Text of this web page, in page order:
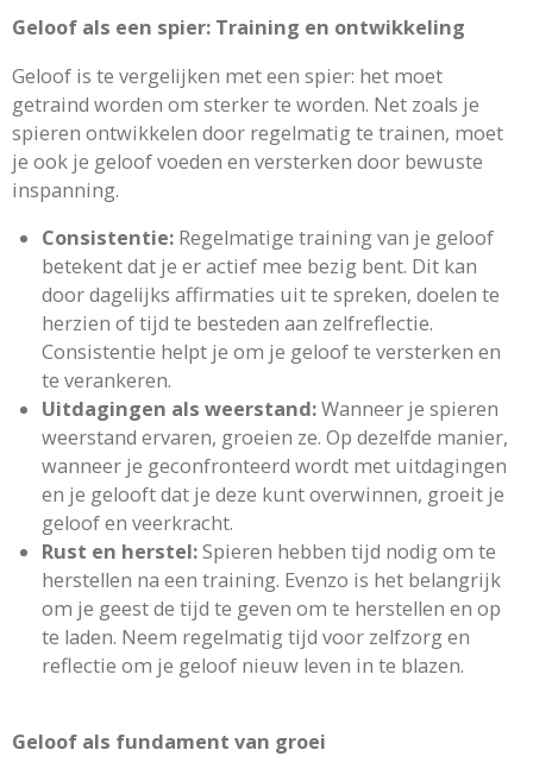
Geloof als een spier: Training en ontwikkeling
Geloof is te vergelijken met een spier: het moet
getraind worden om sterker te worden. Net zoals je
spieren ontwikkelen door regelmatig te trainen, moet
je ook je geloof voeden en versterken door bewuste
inspanning.
Consistentie:Regelmatige training van je geloof
betekent dat je er actief mee bezig bent. Dit kan
door dagelijks affirmaties uit te spreken, doelen te
herzien of tijd te besteden aan zelfreflectie.
Consistentie helpt je om je geloof te versterken en
te verankeren.
Uitdagingen als weerstand:Wanneer je spieren
weerstand ervaren, groeien ze. Op dezelfde manier,
wanneer je geconfronteerd wordt met uitdagingen
en je gelooft dat je deze kunt overwinnen, groeit je
geloof en veerkracht.
Rust en herstel:Spieren hebben tijd nodig om te
herstellen na een training. Evenzo is het belangrijk
om je geest de tijd te geven om te herstellen en op
te laden. Neem regelmatig tijd voor zelfzorg en
reflectie om je geloof nieuw leven in te blazen.
Geloof als fundament van groei